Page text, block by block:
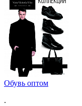
Обувь оптом
.